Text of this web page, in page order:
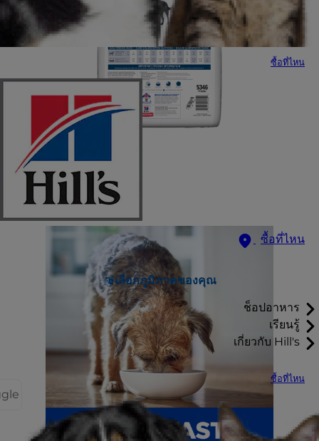
ซื้อที่ไหน
ซื้อที่ไหน
เลือกภูมิภาคของคุณ
ช็อปอาหาร
เรียนรู้
เกี่ยวกับ Hill's
ซื้อที่ไหน